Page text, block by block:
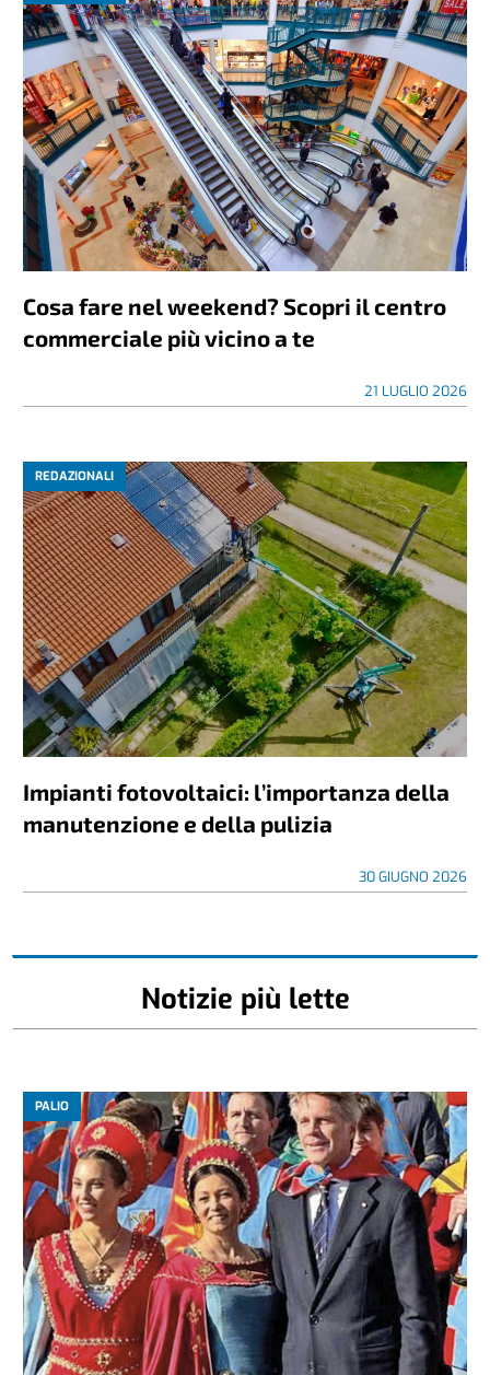
Cosa fare nel weekend? Scopri il centro
commerciale più vicino a te
21 LUGLIO 2026
REDAZIONALI
Impianti fotovoltaici: l’importanza della
manutenzione e della pulizia
30 GIUGNO 2026
Notizie più lette
PALIO